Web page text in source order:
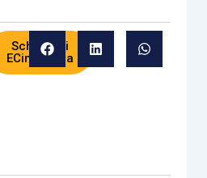
Scheda di
ECinPratica